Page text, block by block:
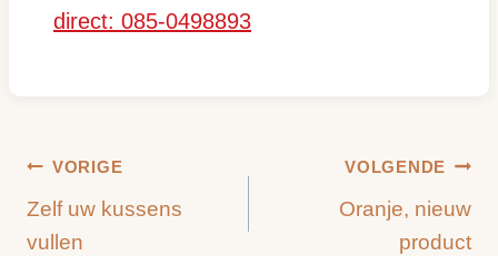
direct: 085-0498893
Bericht
navigatie
VORIGE
Zelf uw kussens
vullen
VOLGENDE
Oranje, nieuw
product